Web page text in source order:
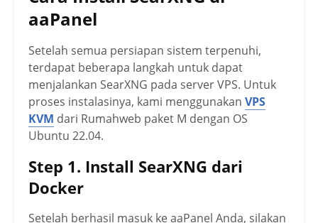
aaPanel
Setelah semua persiapan sistem terpenuhi,
terdapat beberapa langkah untuk dapat
menjalankan SearXNG pada server VPS. Untuk
proses instalasinya, kami menggunakan VPS
KVM dari Rumahweb paket M dengan OS
Ubuntu 22.04.
Step 1. Install SearXNG dari
Docker
Setelah berhasil masuk ke aaPanel Anda, silakan